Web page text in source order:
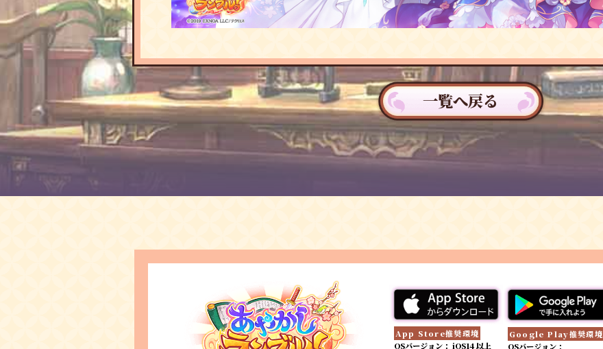
一覧へ戻る
App Store推奨環境
OSバージョン： iOS14 以上
Google Play推奨環境
OSバージョン：